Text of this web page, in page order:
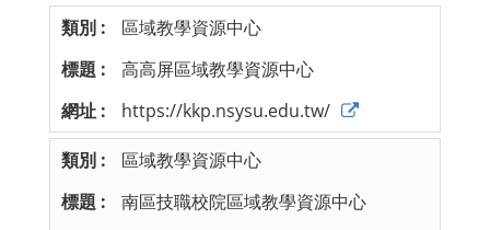
區域教學資源中心
高高屏區域教學資源中心
https://kkp.nsysu.edu.tw/
區域教學資源中心
南區技職校院區域教學資源中心